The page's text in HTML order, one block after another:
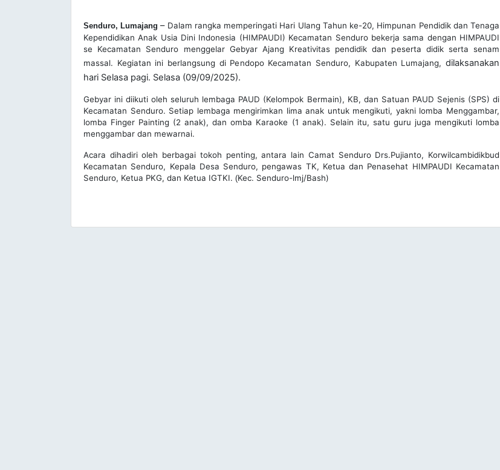
Senduro, Lumajang –Dalam rangka memperingati Hari Ulang Tahun ke-20, Himpunan Pendidik dan Tenaga
Kependidikan Anak Usia Dini Indonesia (HIMPAUDI) Kecamatan Senduro bekerja sama dengan HIMPAUDI
se Kecamatan Senduro menggelar Gebyar Ajang Kreativitas pendidik dan peserta didik serta senam
massal. Kegiatan ini berlangsung di Pendopo Kecamatan Senduro, Kabupaten Lumajang, dilaksanakan
hari Selasa pagi. Selasa (09/09/2025).
Gebyar ini diikuti oleh seluruh lembaga PAUD (Kelompok Bermain), KB, dan Satuan PAUD Sejenis (SPS) di
Kecamatan Senduro. Setiap lembaga mengirimkan lima anak untuk mengikuti, yakni lomba Menggambar,
lomba Finger Painting (2 anak), dan omba Karaoke (1 anak). Selain itu, satu guru juga mengikuti lomba
menggambar dan mewarnai.
Acara dihadiri oleh berbagai tokoh penting, antara lain Camat Senduro Drs.Pujianto, Korwilcambidikbud
Kecamatan Senduro, Kepala Desa Senduro, pengawas TK, Ketua dan Penasehat HIMPAUDI Kecamatan
Senduro, Ketua PKG, dan Ketua IGTKI. (Kec. Senduro-lmj/Bash)